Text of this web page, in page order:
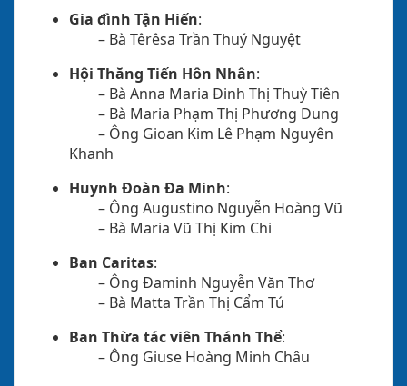
Gia đình Tận Hiến:
– Bà Têrêsa Trần Thuý Nguyệt
Hội Thăng Tiến Hôn Nhân:
– Bà Anna Maria Đinh Thị Thuỳ Tiên
– Bà Maria Phạm Thị Phương Dung
– Ông Gioan Kim Lê Phạm Nguyên
Khanh
Huynh Đoàn Đa Minh:
– Ông Augustino Nguyễn Hoàng Vũ
– Bà Maria Vũ Thị Kim Chi
Ban Caritas:
– Ông Đaminh Nguyễn Văn Thơ
– Bà Matta Trần Thị Cẩm Tú
Ban Thừa tác viên Thánh Thể:
– Ông Giuse Hoàng Minh Châu